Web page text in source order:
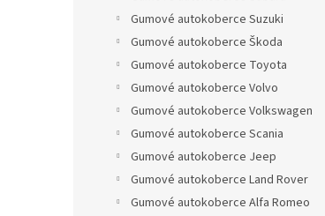
Gumové autokoberce Suzuki
Gumové autokoberce Škoda
Gumové autokoberce Toyota
Gumové autokoberce Volvo
Gumové autokoberce Volkswagen
Gumové autokoberce Scania
Gumové autokoberce Jeep
Gumové autokoberce Land Rover
Gumové autokoberce Alfa Romeo